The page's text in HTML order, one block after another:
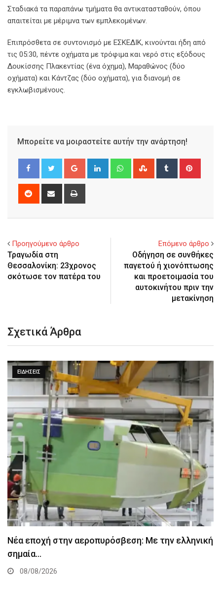
Σταδιακά τα παραπάνω τμήματα θα αντικατασταθούν, όπου
απαιτείται με μέριμνα των εμπλεκομένων.
Επιπρόσθετα σε συντονισμό με ΕΣΚΕΔΙΚ, κινούνται ήδη από
τις 05:30, πέντε οχήματα με τρόφιμα και νερό στις εξόδους
Δουκίσσης Πλακεντίας (ένα όχημα), Μαραθώνος (δύο
οχήματα) και Κάντζας (δύο οχήματα), για διανομή σε
εγκλωβισμένους.
Μπορείτε να μοιραστείτε αυτήν την ανάρτηση!
Google+ LinkedIn WhatsappStumbleUpon
Tumblr
Reddit
Share
Προηγούμενο άρθρο
Τραγωδία στη
Θεσσαλονίκη: 23χρονος
σκότωσε τον πατέρα του
Επόμενο άρθρο
Οδήγηση σε συνθήκες
παγετού ή χιονόπτωσης
και προετοιμασία του
αυτοκινήτου πριν την
μετακίνηση
Σχετικά Άρθρα
ΕΙΔΉΣΕΙΣ
Νέα εποχή στην αεροπυρόσβεση: Με την ελληνική
σημαία…
08/08/2026